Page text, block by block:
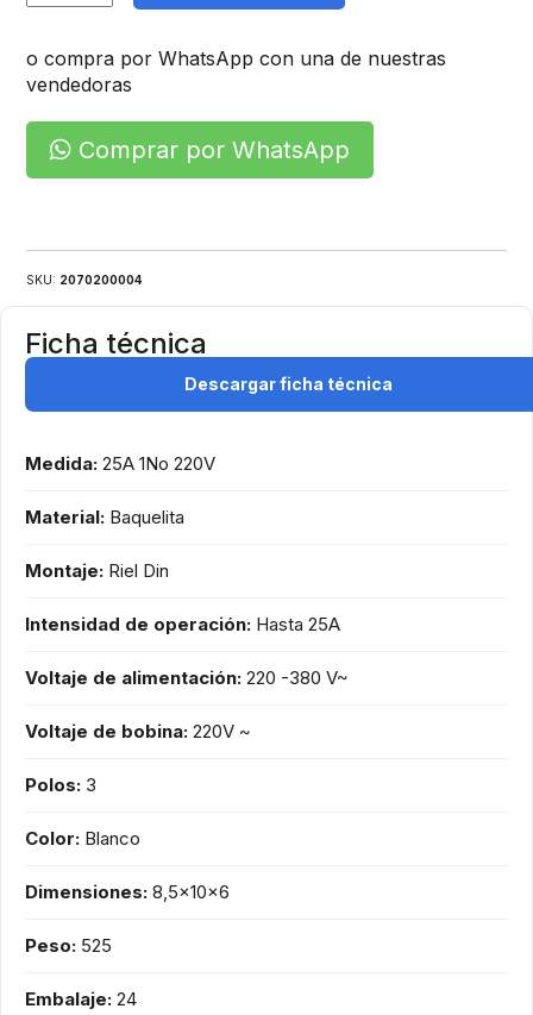
o compra por WhatsApp con una de nuestras
vendedoras
Comprar por WhatsApp
SKU: 2070200004
Ficha técnica
Descargar ficha técnica
Medida: 25A 1No 220V
Material: Baquelita
Montaje: Riel Din
Intensidad de operación: Hasta 25A
Voltaje de alimentación: 220 -380 V~
Voltaje de bobina: 220V ~
Polos: 3
Color: Blanco
Dimensiones: 8,5x10x6
Peso: 525
Embalaje: 24